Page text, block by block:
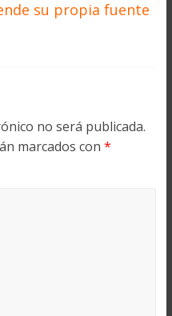
su propia fuente
no será publicada.
marcados con *